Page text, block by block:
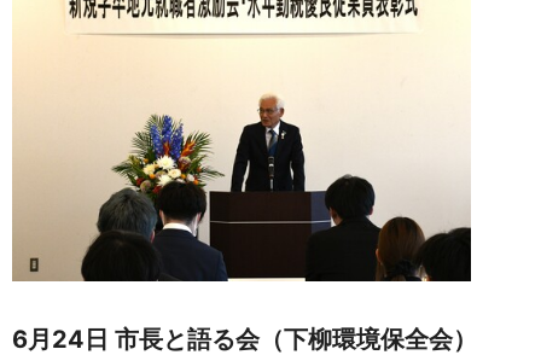
6月24日 市長と語る会（下柳環境保全会）